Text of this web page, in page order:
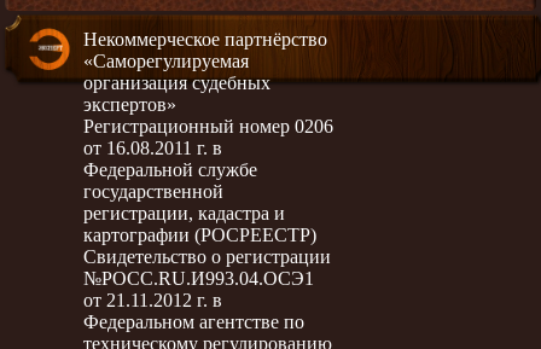
Некоммерческое партнёрство
«Саморегулируемая
организация судебных
экспертов»
Регистрационный номер 0206
от 16.08.2011 г. в
Федеральной службе
государственной
регистрации, кадастра и
картографии (РОСРЕЕСТР)
Свидетельство о регистрации
№РОСС.RU.И993.04.ОСЭ1
от 21.11.2012 г. в
Федеральном агентстве по
техническому регулированию